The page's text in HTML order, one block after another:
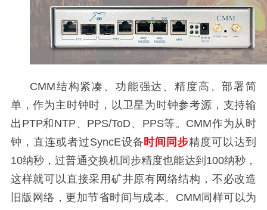
CMM结构紧凑、功能强达、精度高、部署简
单，作为主时钟时，以卫星为时钟参考源，支持输
出 PTP和NTP 、 PPS/ToD 、 PPS等。 CMM作为从时
钟，直连或者过SyncE设备 时间同步精度可以达到
10纳秒，过普通交换机同步精度也能达到 100纳秒，
这样就可以直接采用矿井原有网络结构，不必改造
旧版网络，更加节省时间与成本。 CMM 同样可以为